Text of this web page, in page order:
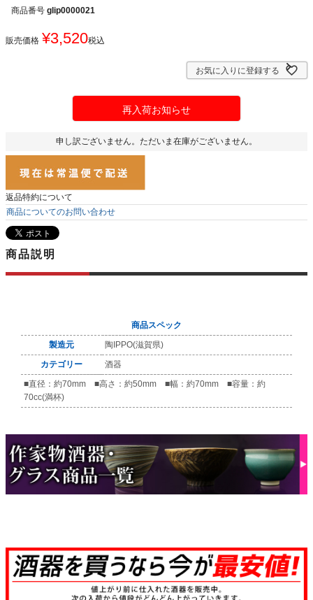
商品番号 glip0000021
販売価格 ¥3,520税込
お気に入りに登録する
再入荷お知らせ
申し訳ございません。ただいま在庫がございません。
返品特約について
商品についてのお問い合わせ
商品説明
商品スペック
製造元
陶IPPO(滋賀県)
カテゴリー
酒器
■直径：約70mm ■高さ：約50mm ■幅：約70mm ■容量：約
70cc(満杯)